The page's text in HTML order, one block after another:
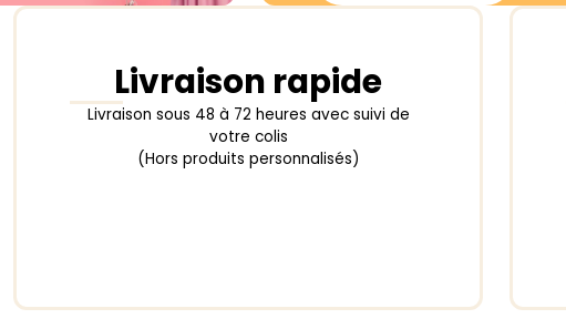
Livraison rapide
Livraison sous 48 à 72 heures avec suivi de
votre colis
(Hors produits personnalisés)